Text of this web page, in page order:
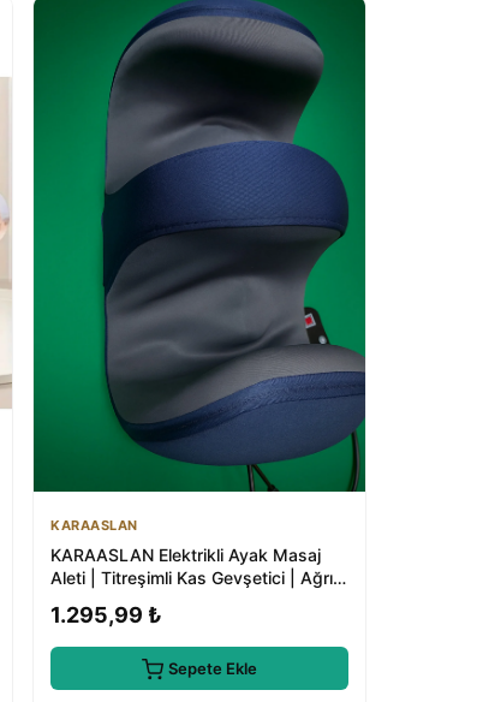
KARAASLAN
KARAASLAN Elektrikli Ayak Masaj
Aleti | Titreşimli Kas Gevşetici | Ağrı
1.295,99 ₺
Sepete Ekle